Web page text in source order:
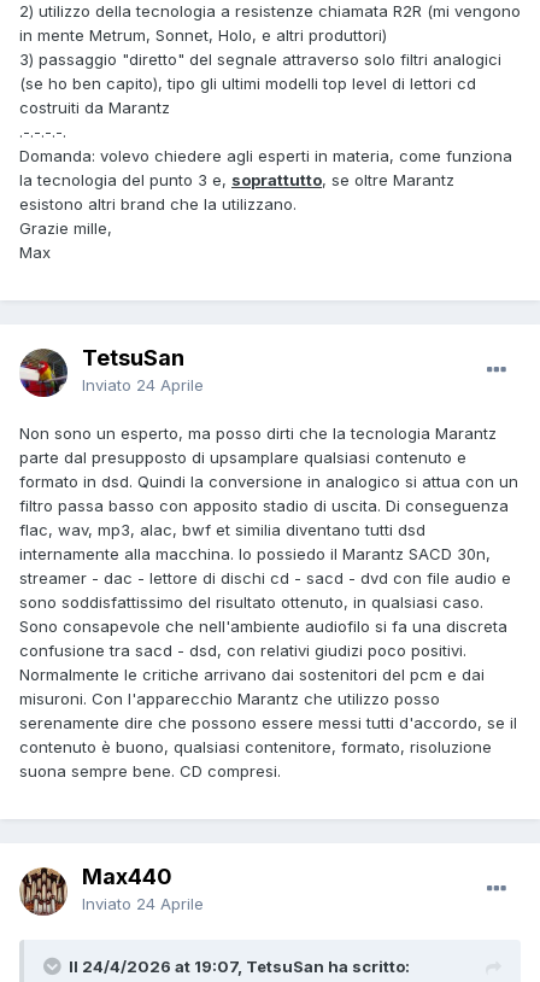
2) utilizzo della tecnologia a resistenze chiamata R2R (mi vengono
in mente Metrum, Sonnet, Holo, e altri produttori)
3) passaggio "diretto" del segnale attraverso solo filtri analogici
(se ho ben capito), tipo gli ultimi modelli top level di lettori cd
costruiti da Marantz
.-.-.-.-.
Domanda: volevo chiedere agli esperti in materia, come funziona
la tecnologia del punto 3 e, soprattutto, se oltre Marantz
esistono altri brand che la utilizzano.
Grazie mille,
Max
TetsuSan
Inviato 24 Aprile
Non sono un esperto, ma posso dirti che la tecnologia Marantz
parte dal presupposto di upsamplare qualsiasi contenuto e
formato in dsd. Quindi la conversione in analogico si attua con un
filtro passa basso con apposito stadio di uscita. Di conseguenza
flac, wav, mp3, alac, bwf et similia diventano tutti dsd
internamente alla macchina. Io possiedo il Marantz SACD 30n,
streamer - dac - lettore di dischi cd - sacd - dvd con file audio e
sono soddisfattissimo del risultato ottenuto, in qualsiasi caso.
Sono consapevole che nell'ambiente audiofilo si fa una discreta
confusione tra sacd - dsd, con relativi giudizi poco positivi.
Normalmente le critiche arrivano dai sostenitori del pcm e dai
misuroni. Con l'apparecchio Marantz che utilizzo posso
serenamente dire che possono essere messi tutti d'accordo, se il
contenuto è buono, qualsiasi contenitore, formato, risoluzione
suona sempre bene. CD compresi.
Max440
Inviato 24 Aprile
Il 24/4/2026 at 19:07, TetsuSan ha scritto: